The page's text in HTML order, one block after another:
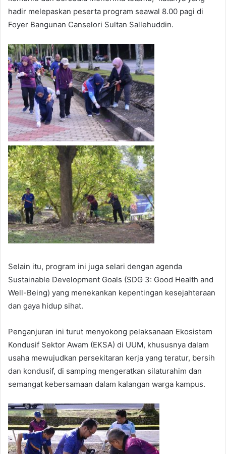
hadir melepaskan peserta program seawal 8.00 pagi di
Foyer Bangunan Canselori Sultan Sallehuddin.
Selain itu, program ini juga selari dengan agenda
Sustainable Development Goals (SDG 3: Good Health and
Well-Being) yang menekankan kepentingan kesejahteraan
dan gaya hidup sihat.
Penganjuran ini turut menyokong pelaksanaan Ekosistem
Kondusif Sektor Awam (EKSA) di UUM, khususnya dalam
usaha mewujudkan persekitaran kerja yang teratur, bersih
dan kondusif, di samping mengeratkan silaturahim dan
semangat kebersamaan dalam kalangan warga kampus.